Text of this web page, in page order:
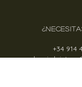
+34 914